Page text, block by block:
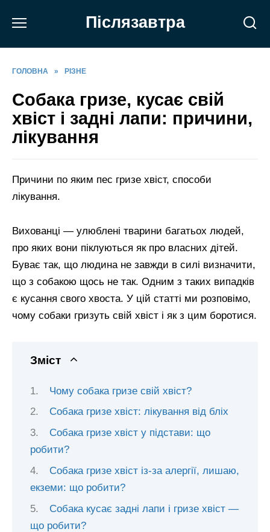
Післязавтра
ГОЛОВНА » РІЗНЕ
Собака гризе, кусає свій
хвіст і задні лапи: причини,
лікування
Причини по яким пес гризе хвіст, способи
лікування.
Вихованці — улюблені тварини багатьох людей,
про яких вони піклуються як про власних дітей.
Буває так, що людина не завжди в силі визначити,
що з собакою щось не так. Одним з таких випадків
є кусання свого хвоста. У цій статті ми розповімо,
чому собаки гризуть свій хвіст і як з цим боротися.
Зміст
Чому собака гризе свій хвіст?
Собака гризе хвіст: лікування від бліх
Собака гризе хвіст у підстави: що
робити?
Собака гризе хвіст із-за алергії, лишаю,
екземи: що робити?
Собака кусає задні лапи і гризе хвіст —
що робити?